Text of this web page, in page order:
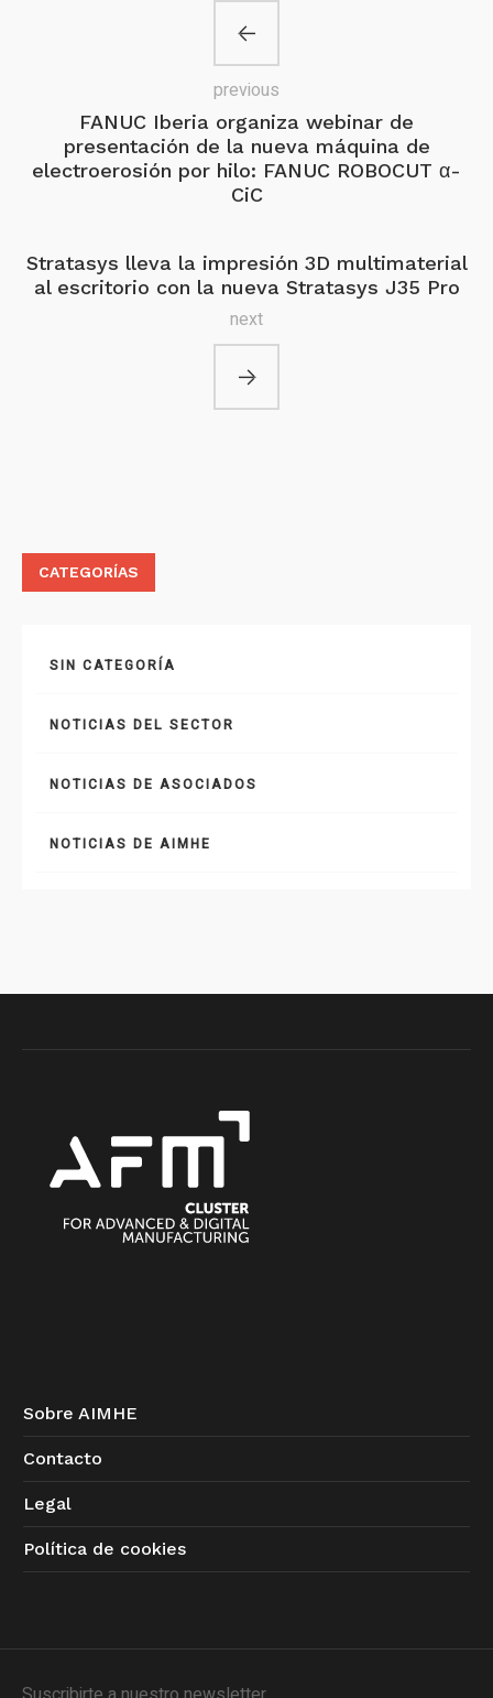
FANUC Iberia organiza webinar de
presentación de la nueva máquina de
electroerosión por hilo: FANUC ROBOCUT α-
CiC
previous
Stratasys lleva la impresión 3D multimaterial
al escritorio con la nueva Stratasys J35 Pro
next
CATEGORÍAS
SIN CATEGORÍA
NOTICIAS DEL SECTOR
NOTICIAS DE ASOCIADOS
NOTICIAS DE AIMHE
Sobre AIMHE
Contacto
Legal
Política de cookies